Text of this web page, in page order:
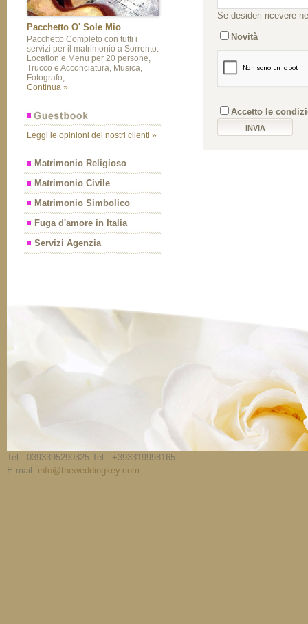
Se desideri ricevere
Novità
Accetto le
Pacchetto O' Sole Mio
Pacchetto Completo con tutti i
servizi per il matrimonio a Sorrento.
Location e Menu per 20 persone,
Trucco e Acconciatura, Musica,
Fotografo, ...
Continua »
Leggi le opinioni dei nostri clienti »
Matrimonio Religioso
Matrimonio Civile
Matrimonio Simbolico
Fuga d'amore in Italia
Servizi Agenzia
Tel.: 0393395290325 Tel.: +393319998165
E-mail: info@theweddingkey.com